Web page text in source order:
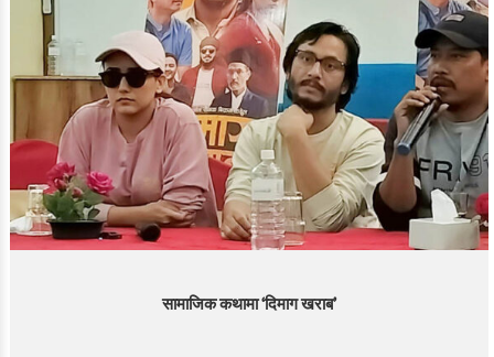
सामाजिक कथामा ‘दिमाग खराब’